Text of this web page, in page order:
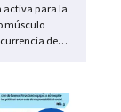
activa para la
músculo
de